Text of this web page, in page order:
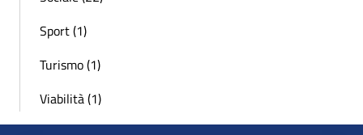
Sport (1)
Turismo (1)
Viabilità (1)